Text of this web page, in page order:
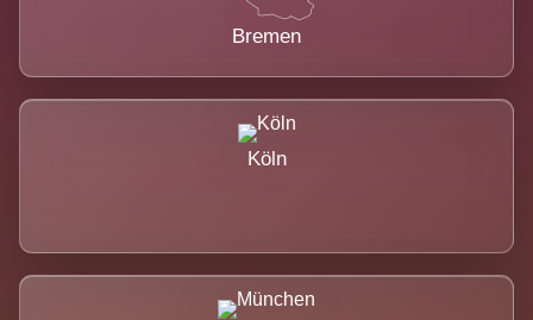
Bremen
Köln